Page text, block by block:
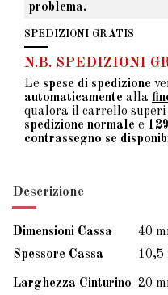
problema.
SPEDIZIONI GRATIS
N.B. SPEDIZIONI
Le spese di spedizione
automaticamente alla
qualora il carrello
spedizione normale e
contrassegno se
Descrizione
Dimensioni Cassa 40
Spessore Cassa
10,5
Larghezza Cinturino 20